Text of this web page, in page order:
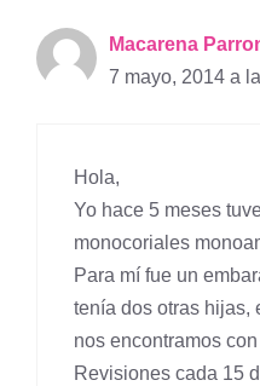
Macarena
7 mayo, 2014 a
Hola,
Yo hace 5 meses
monocoriales
Para mí fue un
tenía dos otras hijas,
nos encontramos
Revisiones cada 15